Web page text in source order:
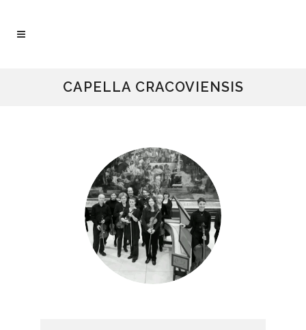
CAPELLA CRACOVIENSIS